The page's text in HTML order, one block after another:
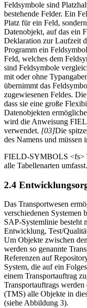
Feldsymbole sind
bestehende Felder. Ein
Platz für ein Feld,
Datenobjekt, auf das ein
Deklaration zur Laufzeit
Programm ein
Feld, welches dem
sind Feldsymbole
mit oder ohne
übernimmt das
zugewiesenen Feldes.
dass sie eine große
Datenobjekten
wird die Anweisung
verwendet. [03]Die
des Namens und müssen
FIELD-SYMBOLS <fs>
alle Tabellenarten umfasst.
2.4
Das Transportwesen
verschiedenen Systemen
SAP-Systemlinie besteht
Entwicklung, Test/
Um Objekte zwischen
werden so genannte
Referenzen auf
System, die auf ein
einem Transportauftrag
Transportauftrags
(TMS) alle Objekte in
(siehe Abbildung 3).